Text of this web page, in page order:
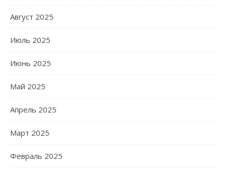
Август 2025
Июль 2025
Июнь 2025
Май 2025
Апрель 2025
Март 2025
Февраль 2025